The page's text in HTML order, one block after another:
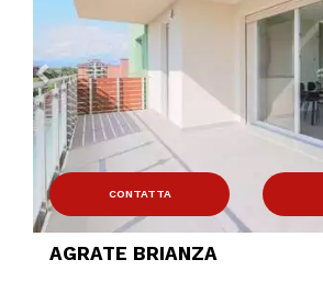
CONTATTA
AGRATE BRIANZA